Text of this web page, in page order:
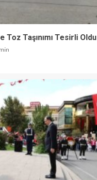
Toz Taşınımı Tesirli Oldu